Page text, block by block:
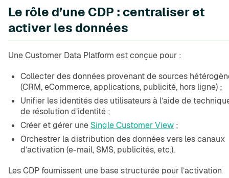
Le rôle d’une CDP : centraliser et
activer les données
Une Customer Data Platform est conçue pour :
Collecter des données provenant de sources
(CRM, eCommerce, applications, publicité, hors ligne) ;
Unifier les identités des utilisateurs à l’aide de
de résolution d’identité ;
Créer et gérer une Single Customer View ;
Orchestrer la distribution des données vers les canaux
d’activation (e-mail, SMS, publicités, etc.).
Les CDP fournissent une base structurée pour l’activation